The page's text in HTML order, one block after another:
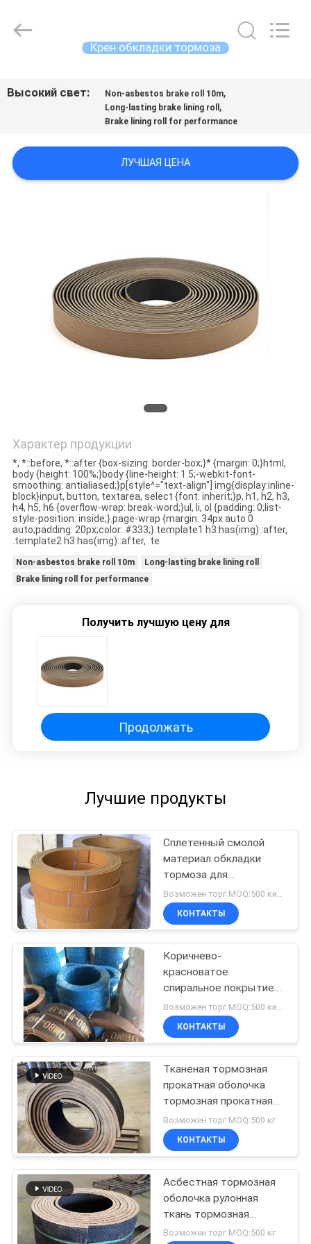
ПРОДУКТЫ
О
НАС
ПРОВЕРКА
КАЧЕСТВА
СПРОСИТЕ
ЦИТАТУ
КАРТА
САЙТА
PRIVACY
Крен обкладки тормоза
Высокий свет: Non-asbestos brake roll 10m,
Long-lasting brake lining roll ,
Brake lining roll for performance
ЛУЧШАЯ ЦЕНА
Характер продукции
*, *::before, *::after {box-sizing: border-box;}* {margin: 0;}html,
body {height: 100%;}body {line-height: 1.5;-webkit-font-
smoothing: antialiased;}p[style^="text-align"] img{display:inline-
block}input, button, textarea, select {font: inherit;}p, h1, h2, h3,
h4, h5, h6 {overflow-wrap: break-word;}ul, li, ol {padding: 0;list-
style-position: inside;}.page-wrap {margin: 34px auto 0
auto;padding: 20px;color: #333;}.template1 h3:has(img)::after,
.template2 h3:has(img)::after, .te
Non-asbestos brake roll 10m
Long-lasting brake lining roll
Brake lining roll for performance
Получить лучшую цену для
Продолжать
Лучшие продукты
Сплетенный смолой
материал обкладки
тормоза для
месторождения нефти
трактора подъема
крана морского ворота
Возможен торг MOQ:500 килограммов
КОНТАКТЫ
Коричнево-
красноватое
спиральное покрытие
ролл асбест свободное
использование в
ветровых тракторах
КОНТАКТЫ
Тканеная тормозная
прокатная оболочка
тормозная прокатная
оболочка с
латуниновым
асбестным тормозным
прокатным прокатным
прокатным прокатным
прокатным прокатным
прокатным прокатным
Возможен торг MOQ:500 кг
КОНТАКТЫ
Асбестная тормозная
оболочка рулонная
ткань тормозная
рулонная оболочка
Возможен торг MOQ:500 кг